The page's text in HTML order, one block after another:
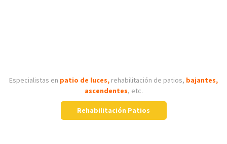
Especialistas en patio de luces, rehabilitación de patios, bajantes,
ascendentes, etc.
Rehabilitación Patios